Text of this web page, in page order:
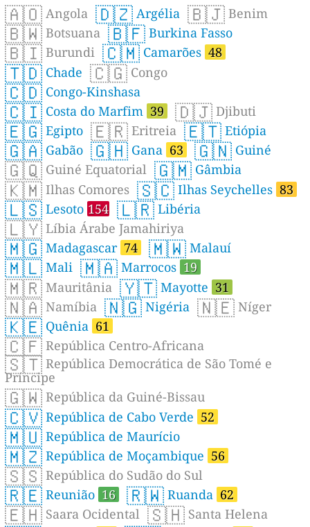
🇦🇴 Angola 🇩🇿 Argélia 🇧🇯 Benim
🇧🇼 Botsuana 🇧🇫 Burkina Fasso
🇧🇮 Burundi 🇨🇲 Camarões 48
🇹🇩 Chade 🇨🇬 Congo
🇨🇩 Congo-Kinshasa
🇨🇮 Costa do Marfim 39 🇩🇯 Djibuti
🇪🇬 Egipto 🇪🇷 Eritreia 🇪🇹 Etiópia
🇬🇦 Gabão 🇬🇭 Gana 63 🇬🇳 Guiné
🇬🇶 Guiné Equatorial 🇬🇲 Gâmbia
🇰🇲 Ilhas Comores 🇸🇨 Ilhas Seychelles 83
🇱🇸 Lesoto 154 🇱🇷 Libéria
🇱🇾 Líbia Árabe Jamahiriya
🇲🇬 Madagascar 74 🇲🇼 Malauí
🇲🇱 Mali 🇲🇦 Marrocos 19
🇲🇷 Mauritânia 🇾🇹 Mayotte 31
🇳🇦 Namíbia 🇳🇬 Nigéria 🇳🇪 Níger
🇰🇪 Quênia 61
🇨🇫 República Centro-Africana
🇸🇹 República Democrática de São Tomé e
Príncipe
🇬🇼 República da Guiné-Bissau
🇨🇻 República de Cabo Verde 52
🇲🇺 República de Maurício
🇲🇿 República de Moçambique 56
🇸🇸 República do Sudão do Sul
🇷🇪 Reunião 16 🇷🇼 Ruanda 62
🇪🇭 Saara Ocidental 🇸🇭 Santa Helena